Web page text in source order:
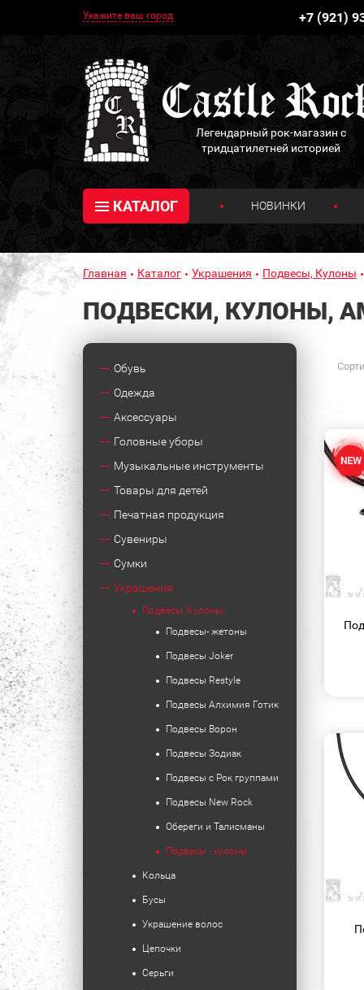
Укажите ваш город +7 (921)
Легендарный рок-магазин с
тридцатилетней историей
КАТАЛОГ НОВИНКИ
Главная Каталог Украшения Подвесы, Кулоны
ПОДВЕСКИ, КУЛОНЫ,
Обувь
Одежда
Аксессуары
Головные уборы
Музыкальные инструменты
Товары для детей
Печатная продукция
Сувениры
Сумки
Украшения
Подвесы, Кулоны
Подвесы- жетоны
Подвесы Joker
Подвесы Restyle
Подвесы Алхимия Готик
Подвесы Ворон
Подвесы Зодиак
Подвесы с Рок группами
Подвесы New Rock
Обереги и Талисманы
Подвесы - кулоны
Кольца
Бусы
Украшение волос
Цепочки
Серьги